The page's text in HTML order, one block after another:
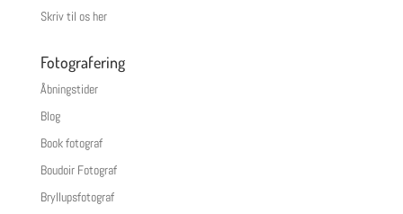
Skriv til os her
Fotografering
Åbningstider
Blog
Book fotograf
Boudoir Fotograf
Bryllupsfotograf